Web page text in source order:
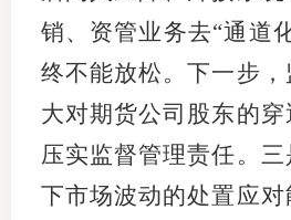
销、资管业务去“通道
终不能放松。下一步
大对期货公司股东的穿
压实监督管理责任。
下市场波动的处置应